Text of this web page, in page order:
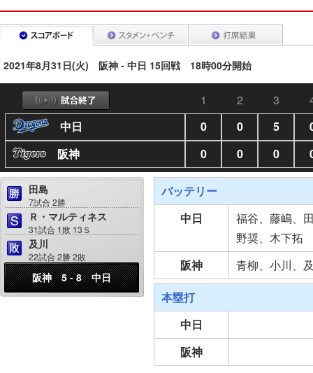
2021年8月31日(火) 阪神 - 中日 15回戦 18時00分開始
1 2 3
中日
0 0 5
阪神
0 0 0
田島
7試合 2勝
Ｒ・マルティネス
31試合 1敗 13Ｓ
及川
22試合 2勝 2敗
阪神 5 - 8 中日
バッテリー
中日
福谷、藤嶋、
野奨、木下拓
阪神
青柳、小川、
本塁打
中日
阪神